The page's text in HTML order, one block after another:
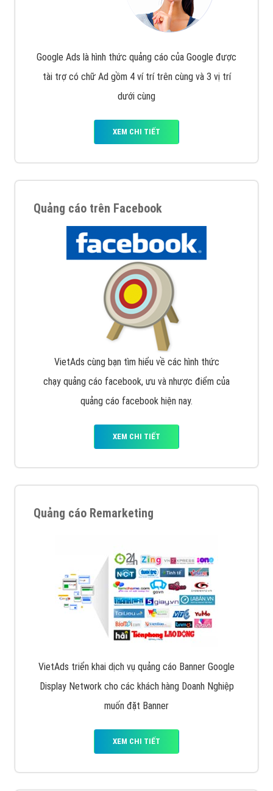
sâu về giải pháp marketing hiệu quả cho doanh nghiệp
Google Ads là hình thức quảng cáo của Google được
tài trợ có chữ Ad gồm 4 ví trí trên cùng và 3 vị trí
dưới cùng
XEM CHI TIẾT
VietAds cùng bạn tìm hiểu về các hình thức
quảng cáo facebook hiện nay.
XEM CHI TIẾT